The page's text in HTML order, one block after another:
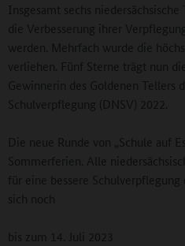
Insgesamt sechs
die Verbesserung ihrer
werden. Mehrfach wurde die
verliehen. Fünf Sterne trägt nun
Gewinnerin des Goldenen Tellers
Schulverpflegung (DNSV) 2022.
Die neue Runde von „Schule auf
Sommerferien. Alle
für eine bessere
sich noch
bis zum 14. Juli 2023